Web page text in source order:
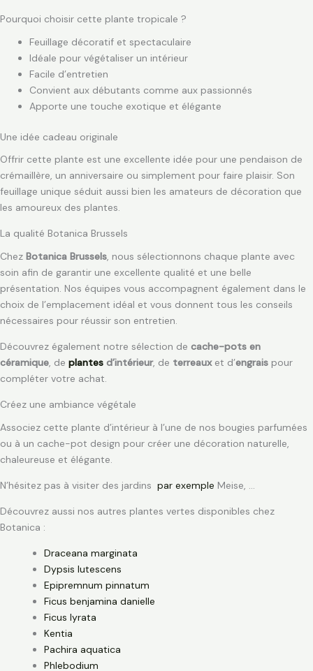
Pourquoi choisir cette plante tropicale ?
Feuillage décoratif et spectaculaire
Idéale pour végétaliser un intérieur
Facile d’entretien
Convient aux débutants comme aux passionnés
Apporte une touche exotique et élégante
Une idée cadeau originale
Offrir cette plante est une excellente idée pour une pendaison de
crémaillère, un anniversaire ou simplement pour faire plaisir. Son
feuillage unique séduit aussi bien les amateurs de décoration que
les amoureux des plantes.
La qualité Botanica Brussels
Chez Botanica Brussels, nous sélectionnons chaque plante avec
soin afin de garantir une excellente qualité et une belle
présentation. Nos équipes vous accompagnent également dans le
choix de l’emplacement idéal et vous donnent tous les conseils
nécessaires pour réussir son entretien.
Découvrez également notre sélection de cache-pots en
céramique, de plantes d’intérieur, de terreauxet d’engrais pour
compléter votre achat.
Créez une ambiance végétale
Associez cette plante d’intérieur à l’une de nos bougies parfumées
ou à un cache-pot design pour créer une décoration naturelle,
chaleureuse et élégante.
N’hésitez pas à visiter des jardins par exemple Meise, …
Découvrez aussi nos autres plantes vertes disponibles chez
Botanica :
Draceana marginata
Dypsis lutescens
Epipremnum pinnatum
Ficus benjamina danielle
Ficus lyrata
Kentia
Pachira aquatica
Phlebodium